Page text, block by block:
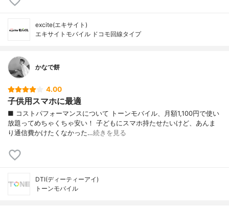
excite(エキサイト)
エキサイトモバイル ドコモ回線タイプ
かなで餅
4.00
子供用スマホに最適
■ コストパフォーマンスについて トーンモバイル、月額1,100円で使い
放題ってめちゃくちゃ安い！ 子どもにスマホ持たせたいけど、あんま
り通信費かけたくなかった…続きを見る
DTI(ディーティーアイ)
トーンモバイル